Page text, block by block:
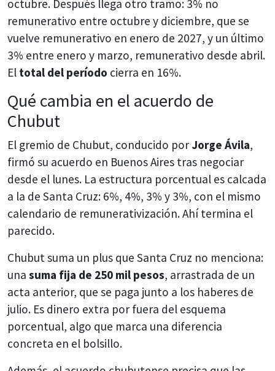
octubre. Después llega otro tramo: 3% no
remunerativo entre octubre y diciembre, que se
vuelve remunerativo en enero de 2027, y un último
3% entre enero y marzo, remunerativo desde abril.
El total del período cierra en 16%.
Qué cambia en el acuerdo de
Chubut
El gremio de Chubut, conducido por Jorge Ávila,
firmó su acuerdo en Buenos Aires tras negociar
desde el lunes. La estructura porcentual es calcada
a la de Santa Cruz: 6%, 4%, 3% y 3%, con el mismo
calendario de remunerativización. Ahí termina el
parecido.
Chubut suma un plus que Santa Cruz no menciona:
una suma fija de 250 mil pesos, arrastrada de un
acta anterior, que se paga junto a los haberes de
julio. Es dinero extra por fuera del esquema
porcentual, algo que marca una diferencia
concreta en el bolsillo.